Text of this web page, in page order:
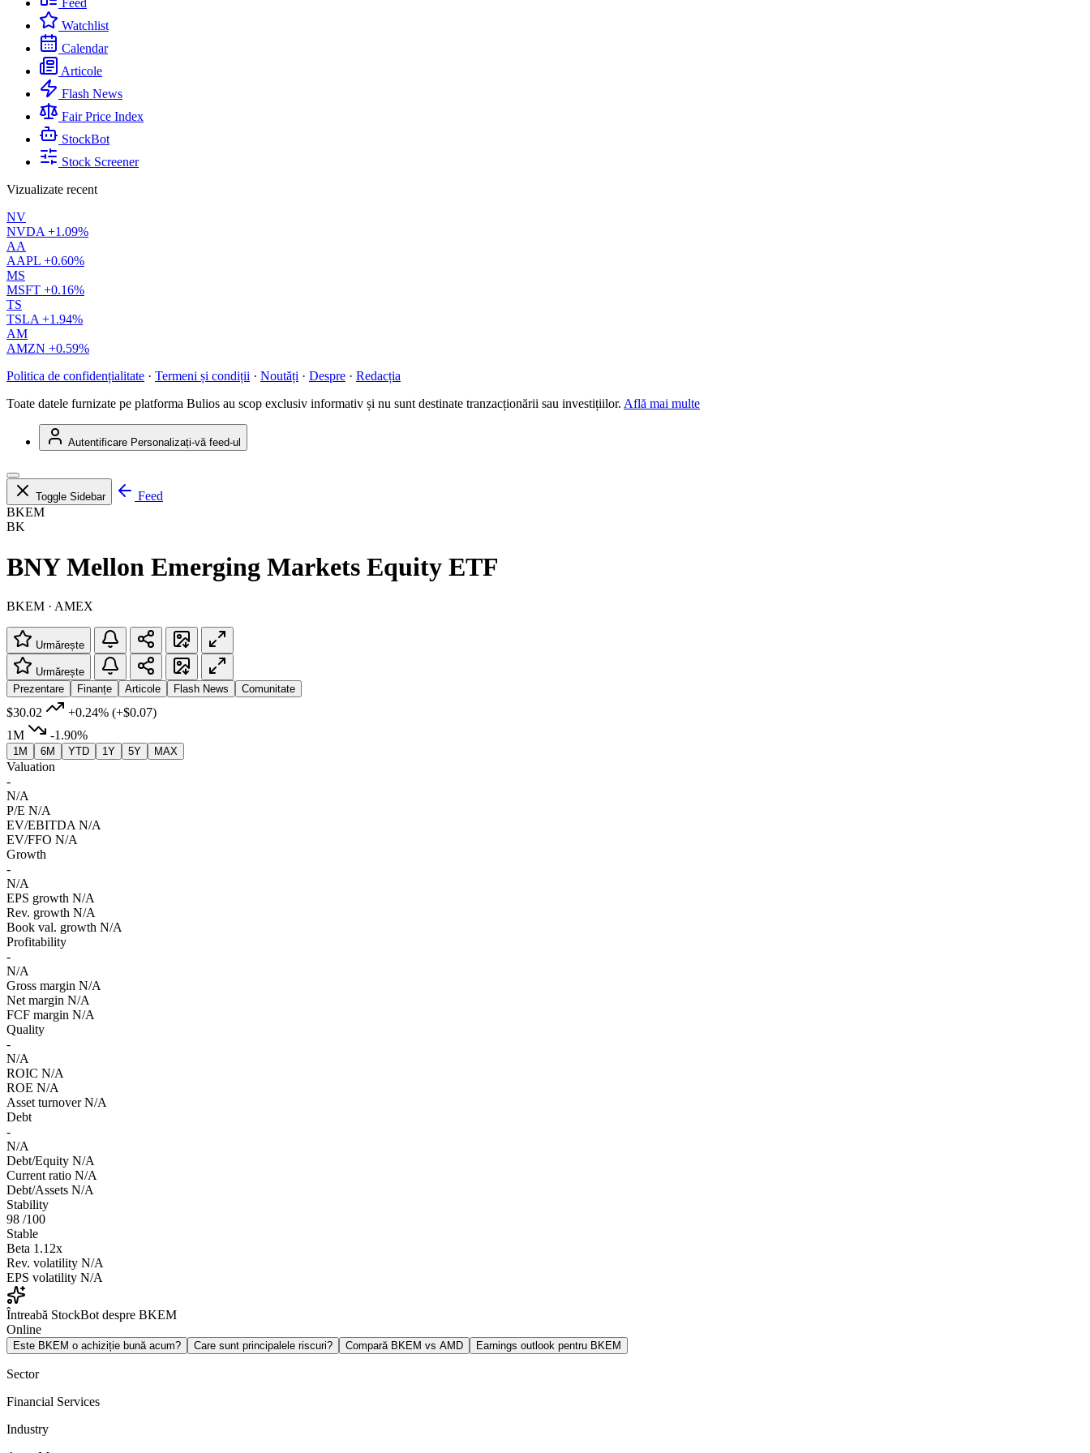
Feed
Watchlist
Calendar
Articole
Flash News
Fair Price Index
StockBot
Stock Screener
Vizualizate recent
NV
NVDA +1.09%
AA
AAPL +0.60%
MS
MSFT +0.16%
TS
TSLA +1.94%
AM
AMZN +0.59%
Politica de confidențialitate · Termeni și condiții · Noutăți · Despre · Redacția
Toate datele furnizate pe platforma Bulios au scop exclusiv informativ și nu sunt destinate tranzacționării sau investițiilor. Află mai multe
Autentificare Personalizați-vă feed-ul
Toggle Sidebar
Feed
BKEM
BK
BNY Mellon Emerging Markets Equity ETF
BKEM · AMEX
Urmărește
Urmărește
Prezentare
Finanțe Articole Flash News Comunitate
$30.02 +0.24% (+$0.07)
1M
-1.90%
1M 6M YTD 1Y 5Y MAX
Valuation
-
N/A
P/E N/A
EV/EBITDA N/A
EV/FFO N/A
Growth
-
N/A
EPS growth N/A
Rev. growth N/A
Book val. growth N/A
Profitability
-
N/A
Gross margin N/A
Net margin N/A
FCF margin N/A
Quality
-
N/A
ROIC N/A
ROE N/A
Asset turnover N/A
Debt
-
N/A
Debt/Equity N/A
Current ratio N/A
Debt/Assets N/A
Stability
98 /100
Stable
Beta 1.12x
Rev. volatility N/A
EPS volatility N/A
Întreabă StockBot despre BKEM
Online
Este BKEM o achiziție bună acum? Care sunt principalele riscuri? Compară BKEM vs AMD Earnings outlook pentru BKEM
Sector
Financial Services
Industry